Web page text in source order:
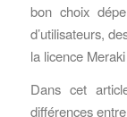
bon choix
d’utilisateurs,
la licence
Dans cet
différences